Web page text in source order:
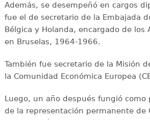
Además, se desempeñó en cargos
fue el de secretario de la Embajada
Bélgica y Holanda, encargado de los
en Bruselas, 1964-1966.
También fue secretario de la Misión
la Comunidad Económica Europea
Luego, un año después fungió como
de la representación permanente de